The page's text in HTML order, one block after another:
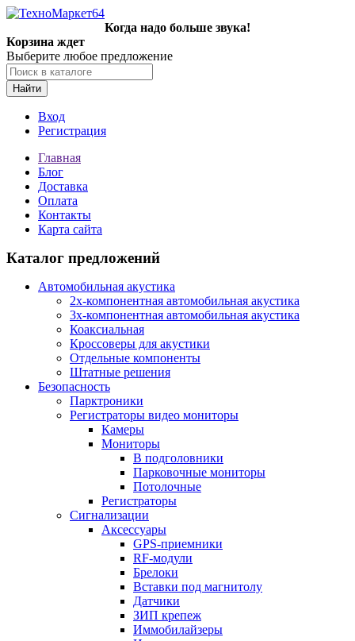
Когда надо больше звука!
Корзина ждет
Выберите любое предложение
Найти
Вход
Регистрация
Главная
Блог
Доставка
Оплата
Контакты
Карта сайта
Каталог предложений
Автомобильная акустика
2х-компонентная автомобильная акустика
3х-компонентная автомобильная акустика
Коаксиальная
Кроссоверы для акустики
Отдельные компоненты
Штатные решения
Безопасность
Парктроники
Регистраторы видео мониторы
Камеры
Мониторы
В подголовники
Парковочные мониторы
Потолочные
Регистраторы
Сигнализации
Аксессуары
GPS-приемники
RF-модули
Брелоки
Вставки под магнитолу
Датчики
ЗИП крепеж
Иммобилайзеры